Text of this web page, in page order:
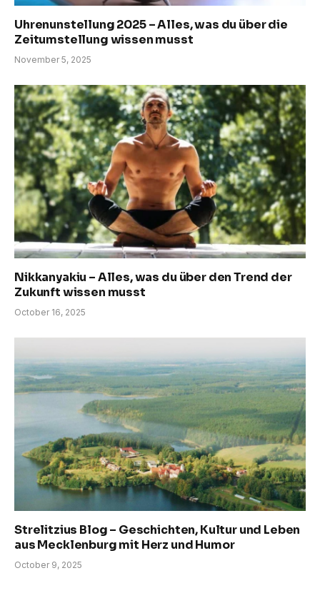
Uhrenunstellung 2025 – Alles, was du über die
Zeitumstellung wissen musst
November 5, 2025
Nikkanyakiu – Alles, was du über den Trend der
Zukunft wissen musst
October 16, 2025
Strelitzius Blog – Geschichten, Kultur und Leben
aus Mecklenburg mit Herz und Humor
October 9, 2025